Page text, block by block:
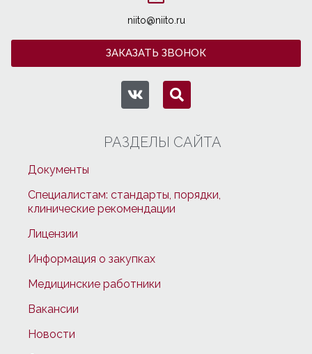
niito@niito.ru
ЗАКАЗАТЬ ЗВОНОК
РАЗДЕЛЫ САЙТА
Документы
Специалистам: стандарты, порядки,
клинические рекомендации
Лицензии
Информация о закупках
Медицинские работники
Вакансии
Новости